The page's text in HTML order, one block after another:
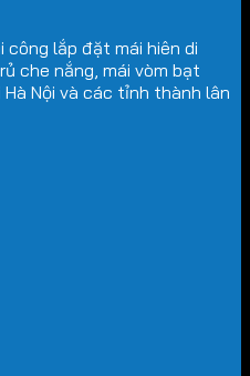
công lắp đặt mái hiên di
che nắng, mái vòm bạt
Nội và các tỉnh thành lân